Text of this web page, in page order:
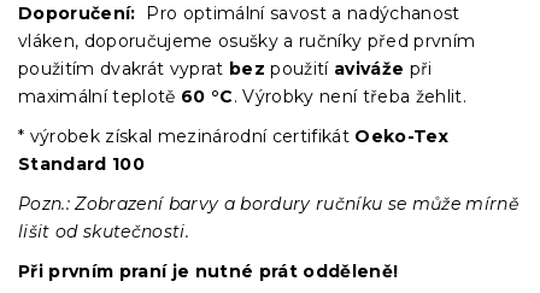
Doporučení: Pro optimální savost a nadýchanost
vláken, doporučujeme osušky a ručníky před prvním
použitím dvakrát vyprat bez použití aviváže při
maximální teplotě 60 °C. Výrobky není třeba žehlit.
* výrobek získal mezinárodní certifikát Oeko-Tex
Standard 100
Pozn.: Zobrazení barvy a bordury ručníku se může mírně
lišit od skutečnosti.
Při prvním praní je nutné prát odděleně!